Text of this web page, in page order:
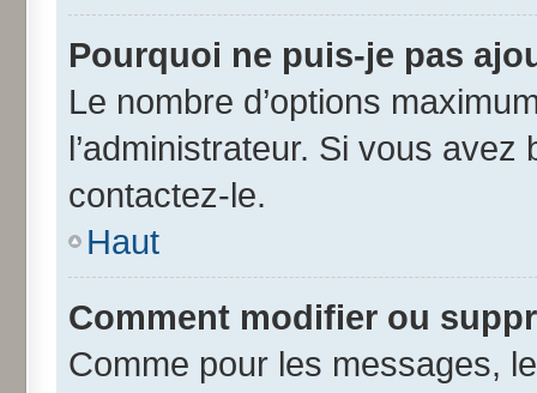
Pourquoi ne puis-je pas
Le nombre d’options
l’administrateur. Si vous avez
contactez-le.
Haut
Comment modifier ou
Comme pour les messages,